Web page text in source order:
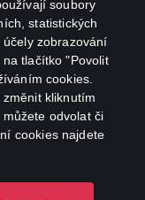
soubory
statistických
zobrazování
tlačítko "Povolit
cookies.
kliknutím
odvolat či
cookies najdete